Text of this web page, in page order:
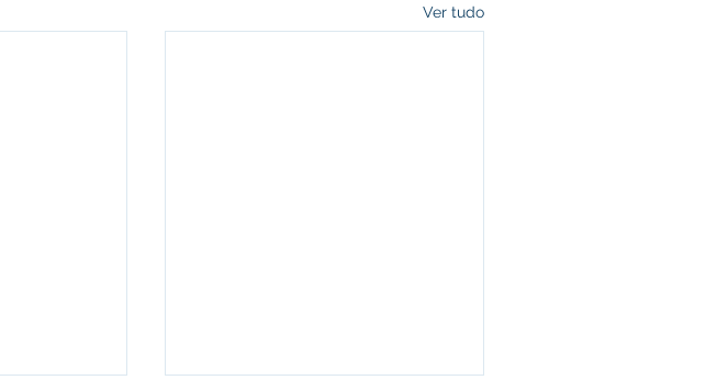
Ver tudo